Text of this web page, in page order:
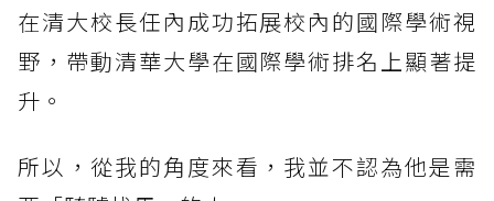
在清大校長任內成功拓展校內的國際學術視
野，帶動清華大學在國際學術排名上顯著提
升。
所以，從我的角度來看，我並不認為他是需